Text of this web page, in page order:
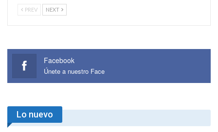
PREV NEXT
Facebook
Únete a nuestro Face
Lo nuevo